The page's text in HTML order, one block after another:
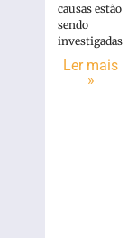
causas estão
sendo
investigadas
Ler mais
»